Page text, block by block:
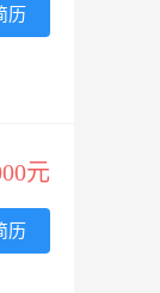
历
元
历